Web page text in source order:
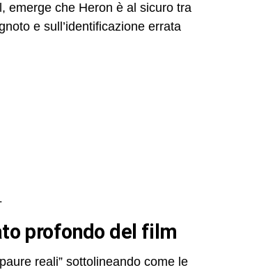
emerge che Heron è al sicuro tra
e sull’identificazione errata
profondo del film
reali” sottolineando come le